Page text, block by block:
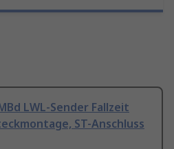
LWL-Sender Fallzeit
ST-Anschluss